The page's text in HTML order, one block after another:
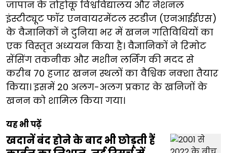
जापान के तोहोकू विश्वविद्यालय और नेशनल
इंस्टीट्यूट फॉर एनवायरमेंटल स्टडीज (एनआईईएस)
के वैज्ञानिकों ने दुनिया भर में खनन गतिविधियों का
एक विस्तृत अध्ययन किया है। वैज्ञानिकों ने रिमोट
सेंसिंग तकनीक और मशीन लर्निंग की मदद से
करीब 70 हजार खनन स्थलों का वैश्विक नक्शा तैयार
किया। इसमें 20 अलग-अलग प्रकार के खनिजों के
खनन को शामिल किया गया।
यह भी पढ़ें
खदानें बंद होने के बाद भी छोड़ती हैं